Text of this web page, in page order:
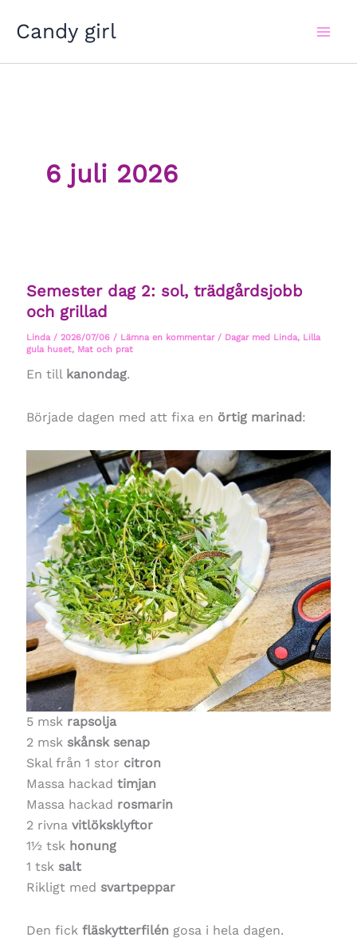
Candy girl
6 juli 2026
Semester dag 2: sol, trädgårdsjobb
och grillad
Linda / 2026/07/06 / Lämna en kommentar / Dagar med Linda, Lilla
gula huset, Mat och prat
En till kanondag.
Började dagen med att fixa en örtig marinad:
5 msk rapsolja
2 msk skånsk senap
Skal från 1 stor citron
Massa hackad timjan
Massa hackad rosmarin
2 rivna vitlöksklyftor
1½ tsk honung
1 tsk salt
Rikligt med svartpeppar
Den fick fläskytterfilén gosa i hela dagen.